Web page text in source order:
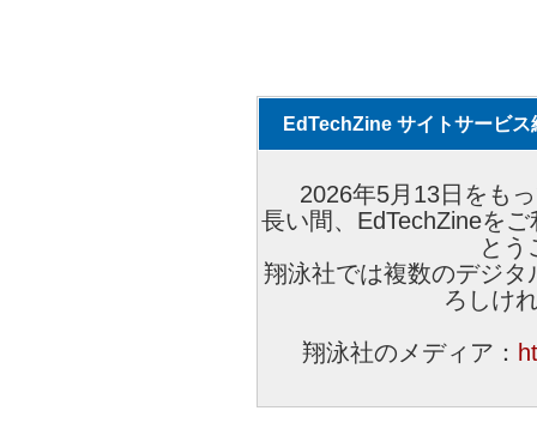
EdTechZine サイトサービス
2026年5月13日をも
長い間、EdTechZineを
とう
翔泳社では複数のデジ
ろしけ
翔泳社のメディア：